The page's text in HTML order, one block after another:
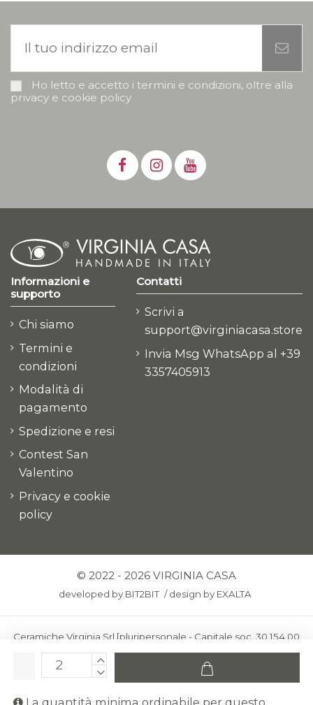
La quantità minima ordinabile per questo
Ho letto e accetto i termini e condizioni, oltre alla
privacy e cookie policy
Informazioni e
supporto
Chi siamo
Termini e
condizioni
Modalità di
pagamento
Spedizione e resi
Contest San
Valentino
Privacy e cookie
policy
Contatti
Scrivi a
support@virginiacasa.store
Invia Msg WhatsApp al +39
3357405913
© 2022 - 2026 VIRGINIA CASA
developed by BIT2BIT /design by EXALTA
Ceramiche Virginia Srl [pluripersonale - Capitale soc. 30.154,00
euro i.v.] - Via Virginio 378 – 50025 Montespertoli, loc. Anselmo